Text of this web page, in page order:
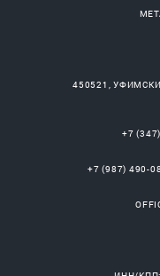
450521 ,
+7
+7 (987) 490-